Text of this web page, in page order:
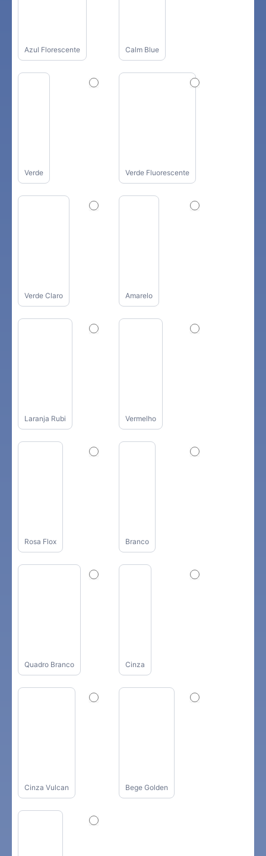
Azul Florescente Calm Blue
Verde Verde Fluorescente
Verde Claro Amarelo
Laranja Rubi Vermelho
Rosa Flox Branco
Quadro Branco Cinza
Cinza Vulcan Bege Golden